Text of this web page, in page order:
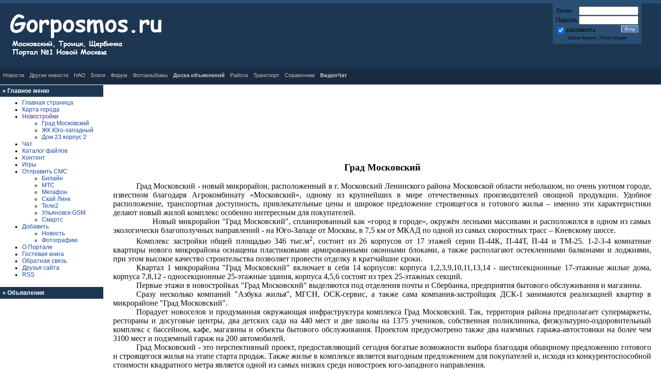
Логин:
Пароль:
запомнить
Забыл пароль Регистрация
Новости Другие новости НАО Блоги Форум Фотоальбомы Доска объявлений Работа Транспорт Справочник ВидеоЧат
» Главное меню
Главная страница
Карта города
Новостройки
Град Московский
ЖК Юго-западный
Дом 23 корпус 2
Чат
Каталог файлов
Контент
Игры
Отправить СМС
Билайн
МТС
Мегафон
Скай Линк
Теле2
Ульяновск-GSM
Смартс
Добавить
Новость
Фотографию
О Портале
Гостевая книга
Обратная связь
Друзья сайта
RSS
» Объявления
Град Московский
Град Московский - новый микрорайон, расположенный в г. Московский Ленинского района Московской области небольшом, но очень уютном городе,
известном благодаря Агрокомбинату «Московский», одному из крупнейших в мире отечественных производителей овощной продукции. Удобное
расположение, транспортная доступность, привлекательные цены и широкое предложение строящегося и готового жилья – именно эти характеристики
делают новый жилой комплекс особенно интересным для покупателей.
Новый микрорайон "Град Московский", спланированный как «город в городе», окружён лесными массивами и расположился в одном из самых
экологически благополучных направлений - на Юго-Западе от Москвы, в 7,5 км от МКАД по одной из самых скоростных трасс – Киевскому шоссе.
Комплекс застройки общей площадью 346 тыс.м2, состоит из26 корпусов от 17 этажей серии П-44К, П-44Т, П-44 и ТМ-25. 1-2-3-4 комнатные
квартиры нового микрорайона оснащены пластиковыми армированными оконными блоками, а также располагают остекленными балконами и лоджиями,
при этом высокое качество строительства позволяет провести отделку в кратчайшие сроки.
Квартал 1 микрорайона "Град Московский" включает в себя 14 корпусов: корпуса 1,2,3,9,10,11,13,14 - шестисекционные 17-этажные жилые дома,
корпуса 7,8,12 - односекционные 25-этажные здания, корпуса 4,5,6 состоят из трех 25-этажных секций.
Первые этажи в новостройках "Град Московский" выделяются под отделения почты и Сбербанка, предприятия бытового обслуживания и магазины.
Сразу несколько компаний "Азбука жилья", МГСН, ОСК-сервис, а также сама компания-застройщик ДСК-1 занимаются реализацией квартир в
микрорайоне "Град Московский".
Порадует новоселов и продуманная окружающая инфраструктура комплекса Град Московский. Так, территория района предполагает супермаркеты,
рестораны и досуговые центры, два детских сада на 440 мест и две школы на 1375 учеников, собственная поликлиника, физкультурно-оздоровительный
комплекс с бассейном, кафе, магазины и объекты бытового обслуживания. Проектом предусмотрено также два наземных гаража-автостоянки на более чем
3100 мест и подземный гараж на 200 автомобилей.
Град Московский - это перспективный проект, предоставляющий сегодня богатые возможности выбора благодаря обширному предложению готового
и строящегося жилья на этапе старта продаж. Также жилье в комплексе является выгодным предложением для покупателей и, исходя из конкурентоспособной
стоимости квадратного метра является одной из самых низких среди новостроек юго-западного направления.